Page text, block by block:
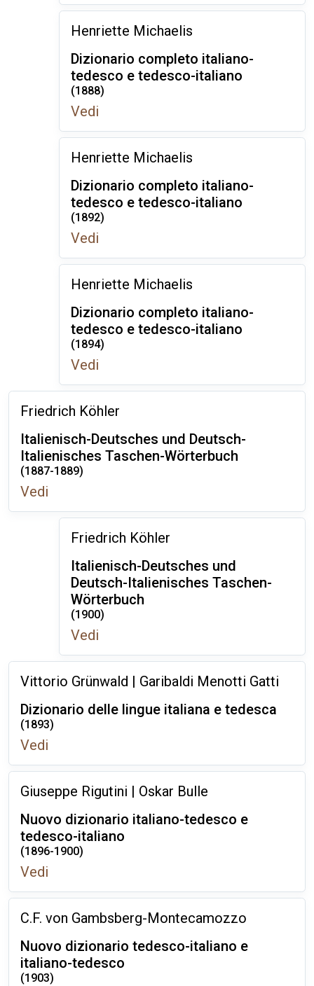
Henriette Michaelis
Dizionario completo italiano-
tedesco e tedesco-italiano
(1888)
Vedi
Henriette Michaelis
Dizionario completo italiano-
tedesco e tedesco-italiano
(1892)
Vedi
Henriette Michaelis
Dizionario completo italiano-
tedesco e tedesco-italiano
(1894)
Vedi
Friedrich Köhler
Italienisch-Deutsches und Deutsch-
Italienisches Taschen-Wörterbuch
(1887-1889)
Vedi
Friedrich Köhler
Italienisch-Deutsches und
Deutsch-Italienisches Taschen-
Wörterbuch
(1900)
Vedi
Vittorio Grünwald | Garibaldi Menotti Gatti
Dizionario delle lingue italiana e tedesca
(1893)
Vedi
Giuseppe Rigutini | Oskar Bulle
Nuovo dizionario italiano-tedesco e
tedesco-italiano
(1896-1900)
Vedi
C.F. von Gambsberg-Montecamozzo
Nuovo dizionario tedesco-italiano e
italiano-tedesco
(1903)